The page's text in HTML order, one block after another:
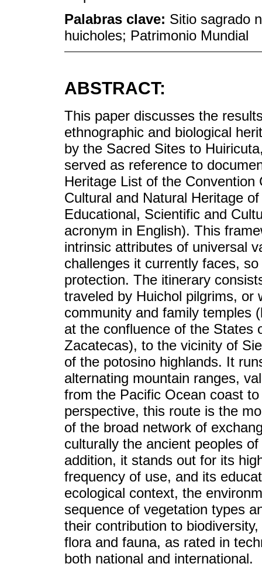
Palabras clave: Sitio sagrado
huicholes; Patrimonio Mundial
ABSTRACT:
This paper discusses the
ethnographic and biological
by the Sacred Sites to
served as reference to
Heritage List of the
Cultural and Natural Heritage
Educational, Scientific and
acronym in English). This
intrinsic attributes of universal
challenges it currently faces,
protection. The itinerary
traveled by Huichol pilgrims, or
community and family temples
at the confluence of the States
Zacatecas), to the vicinity of
of the potosino highlands. It
alternating mountain ranges,
from the Pacific Ocean coast
perspective, this route is the
of the broad network of
culturally the ancient peoples
addition, it stands out for its
frequency of use, and its
ecological context, the
sequence of vegetation types
their contribution to
flora and fauna, as rated in
both national and international.